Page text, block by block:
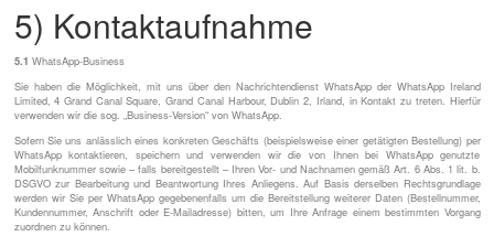
5) Kontaktaufnahme
5.1 WhatsApp-Business
Sie haben die Möglichkeit, mit uns über den Nachrichtendienst WhatsApp der WhatsApp Ireland
Limited, 4 Grand Canal Square, Grand Canal Harbour, Dublin 2, Irland, in Kontakt zu treten. Hierfür
verwenden wir die sog. „Business-Version“ von WhatsApp.
Sofern Sie uns anlässlich eines konkreten Geschäfts (beispielsweise einer getätigten Bestellung) per
WhatsApp kontaktieren, speichern und verwenden wir die von Ihnen bei WhatsApp genutzte
Mobilfunknummer sowie – falls bereitgestellt – Ihren Vor- und Nachnamen gemäß Art. 6 Abs. 1 lit. b.
DSGVO zur Bearbeitung und Beantwortung Ihres Anliegens. Auf Basis derselben Rechtsgrundlage
werden wir Sie per WhatsApp gegebenenfalls um die Bereitstellung weiterer Daten (Bestellnummer,
Kundennummer, Anschrift oder E-Mailadresse) bitten, um Ihre Anfrage einem bestimmten Vorgang
zuordnen zu können.